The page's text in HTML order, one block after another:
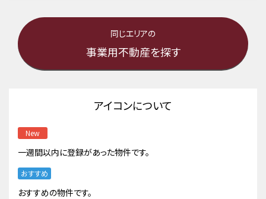
同じエリアの
事業用不動産を探す
アイコンについて
New
一週間以内に登録があった物件です。
おすすめ
おすすめの物件です。